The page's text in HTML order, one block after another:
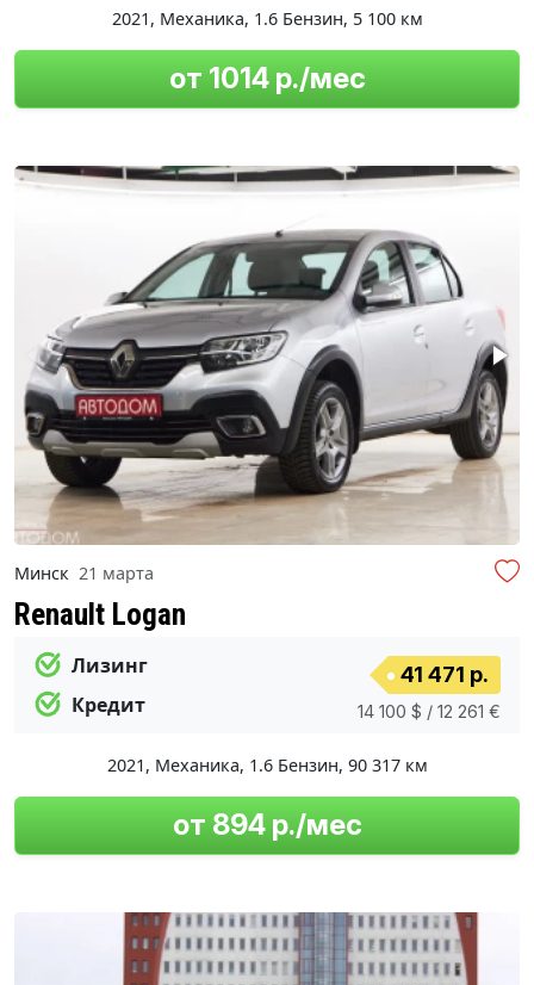
2021, Механика, 1.6 Бензин, 5 100 км
от 1014 р./мес
Минск 21 марта
Renault Logan
Лизинг
Кредит
41 471 р.
14 100 $ / 12 261 €
2021, Механика, 1.6 Бензин, 90 317 км
от 894 р./мес